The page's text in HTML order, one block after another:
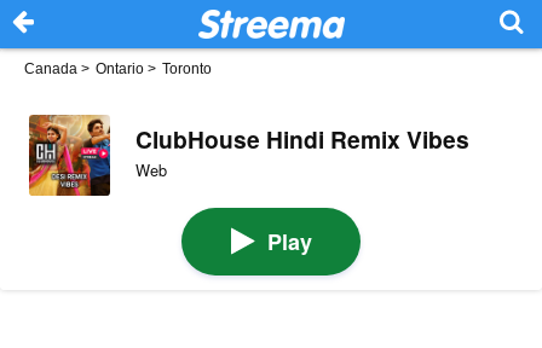
Canada > Ontario > Toronto
ClubHouse Hindi Remix Vibes
Web
Play